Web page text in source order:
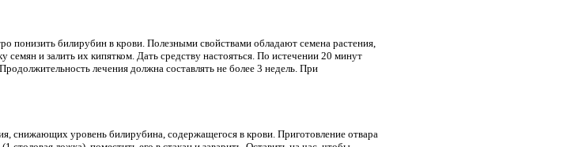
понизить билирубин в крови. Полезными свойствами обладают семена растения,
и залить их кипятком. Дать средству настояться. По истечении 20 минут
лечения должна составлять не более 3 недель. При
снижающих уровень билирубина, содержащегося в крови. Приготовление отвара